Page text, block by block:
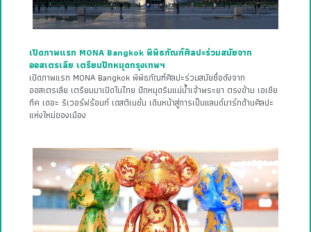
เปิดภาพแรก MONA Bangkok พิพิธภัณฑ์ศิลปะร่วมสมัยจาก
ออสเตรเลีย เตรียมปักหมุดกรุงเทพฯ
เปิดภาพแรก MONA Bangkok พิพิธภัณฑ์ศิลปะร่วมสมัยชื่อดังจาก
ออสเตรเลีย เตรียมมาเปิดในไทย ปักหมุดริมแม่น้ำเจ้าพระยา ตรงข้าม เอเชีย
ทีค เดอะ ริเวอร์ฟร้อนท์ เดสติเนชั่น เดินหน้าสู่การเป็นแลนด์มาร์กด้านศิลปะ
แห่งใหม่ของเมือง